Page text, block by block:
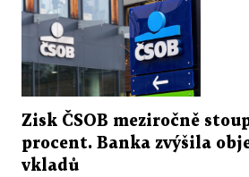
Zisk ČSOB meziročně
procent. Banka zvýšila
vkladů